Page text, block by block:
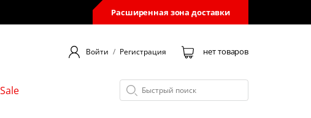
Расширенная зона доставки
Войти / Регистрация нет товаров
Sale